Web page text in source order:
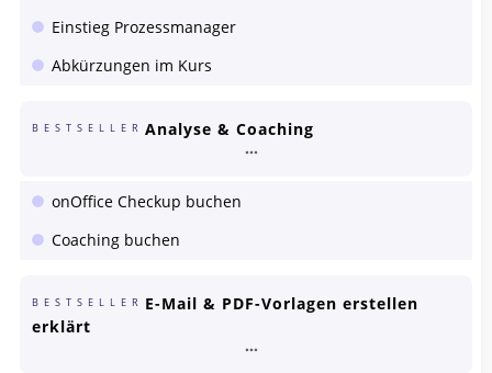
Einstieg Prozessmanager
Abkürzungen im Kurs
BESTSELLER Analyse & Coaching
onOffice Checkup buchen
Coaching buchen
BESTSELLER E-Mail & PDF-Vorlagen erstellen
erklärt